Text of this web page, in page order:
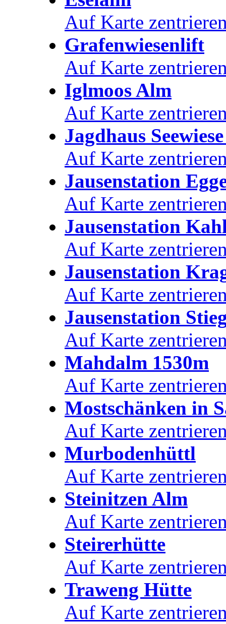
Auf Karte
Grafenwiesenlift
Auf Karte
Iglmoos Alm
Auf Karte
Jagdhaus
Auf Karte
Jausenstation
Auf Karte
Jausenstation
Auf Karte
Jausenstation
Auf Karte
Jausenstation
Auf Karte
Mahdalm 1530m
Auf Karte
Mostschänken in
Auf Karte
Murbodenhüttl
Auf Karte
Steinitzen Alm
Auf Karte
Steirerhütte
Auf Karte
Traweng Hütte
Auf Karte